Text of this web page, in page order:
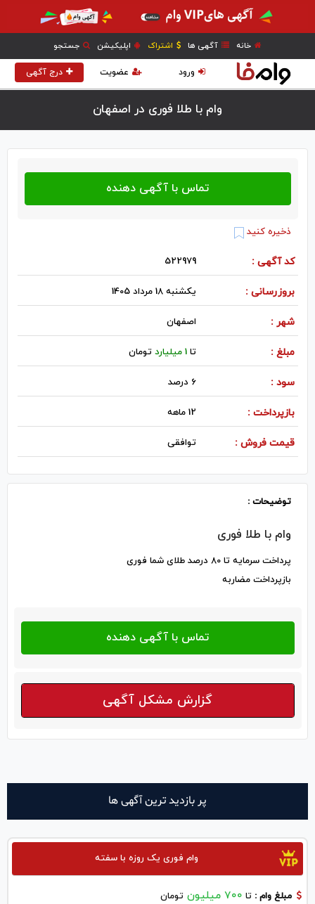
خانه آگهی ها اشتراک اپلیکیشن جستجو
درج آگهی عضویت ورود
وام با طلا فوری در اصفهان
ذخیره کنید
کد آگهی : 522979
بروزرسانی : یکشنبه 18 مرداد 1405
شهر : اصفهان
مبلغ : تا1 میلیارد تومان
سود : 6 درصد
بازپرداخت : 12 ماهه
قیمت فروش : توافقی
توضیحات :
وام با طلا فوری
پرداخت سرمایه تا 80 درصد طلای شما فوری
بازپرداخت مضاربه
گزارش مشکل آگهی
پر بازدید ترین آگهی ها
وام فوری یک روزه با سفته
مبلغ وام : تا 700 میلیون تومان